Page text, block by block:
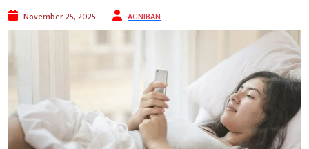
November 25, 2025 AGNIBAN